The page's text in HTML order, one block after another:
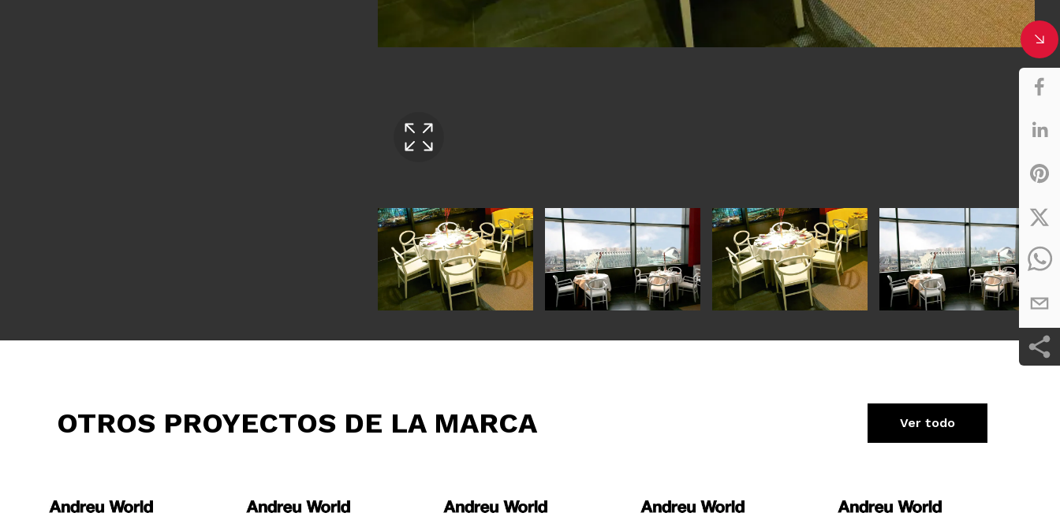
OTROS PROYECTOS DE LA MARCA Ver todo